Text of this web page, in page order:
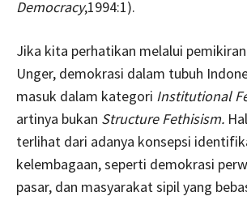
Democracy,1994:1).
Jika kita perhatikan melalui
Unger, demokrasi dalam tubuh
masuk dalam kategori Institutional
artinya bukan Structure Fethisism.
terlihat dari adanya konsepsi
kelembagaan, seperti demokrasi
pasar, dan masyarakat sipil yang